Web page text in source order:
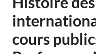
cours